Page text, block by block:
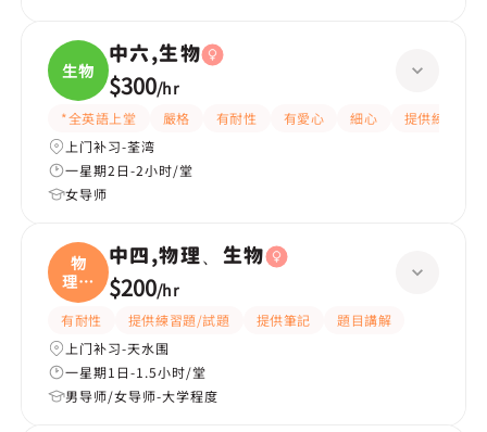
生物
中六,生物
$300/hr
*全英語上堂 嚴格 有耐性 有愛心 細心
提供練習題/
上门补习-荃湾
一星期2日-2小时/堂
女导师
物
理、
生物
中四,物理、生物
$200/hr
有耐性 提供練習題/試題 提供筆記
題目講解
上门补习-天水围
一星期1日-1.5小时/堂
男导师/女导师-大学程度